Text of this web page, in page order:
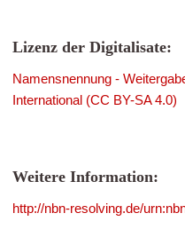
Lizenz der Digitalisate:
Namensnennung -
International (CC BY-SA 4.0)
Weitere Information:
http://nbn-resolving.de/